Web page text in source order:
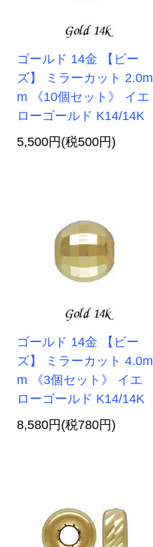
ゴールド 14金 【ビー
ズ】 ミラーカット 2.0m
m 《10個セット》 イエ
ローゴールド K14/14K
5,500円(税500円)
ゴールド 14金 【ビー
ズ】 ミラーカット 4.0m
m 《3個セット》 イエ
ローゴールド K14/14K
8,580円(税780円)